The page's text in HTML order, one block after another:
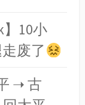
】10小
废了
➝ 古